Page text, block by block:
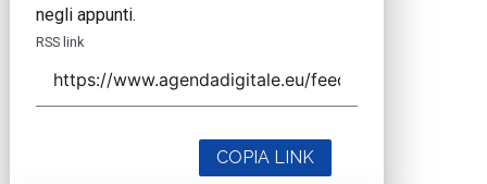
negli appunti.
RSS link
COPIA LINK